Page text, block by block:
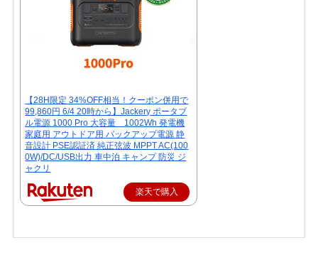
【28H限定 34%OFF相当！クーポン併用で
99,860円 6/4 20時から】Jackery ポータブ
ル電源 1000 Pro 大容量 1002Wh 発電機
家庭用 アウトドア用 バックアップ電源 静
音設計 PSE認証済 純正弦波 MPPT AC(100
0W)/DC/USB出力 車中泊 キャンプ 防災 ジ
ャクリ
楽天で購入